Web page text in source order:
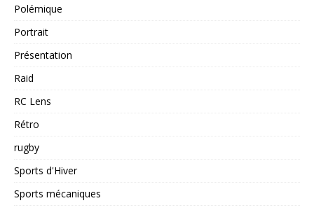
Polémique
Portrait
Présentation
Raid
RC Lens
Rétro
rugby
Sports d'Hiver
Sports mécaniques